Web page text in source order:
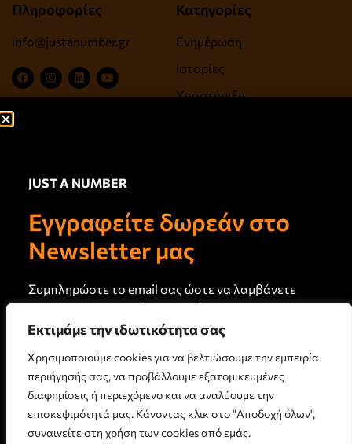
Εκτιμάμε την ιδωτικότητα σας
Χρησιμοποιούμε cookies για να βελτιώσουμε την εμπειρία
περιήγησής σας, να προβάλλουμε εξατομικευμένες
διαφημίσεις ή περιεχόμενο και να αναλύουμε την
επισκεψιμότητά μας. Κάνοντας κλικ στο "Αποδοχή όλων",
συναινείτε στη χρήση των cookies από εμάς.
Πληροφορίες
info@justanumber.gr
Κατηγορίες
Ενημέρωση
Ιστορίες
Υποστήριξη
Σύνδεσμοι
Σχετικά με εμάς
Τεύχη Jan
Just a Note
Επικοινωνία
Όροι Χρήσης
Πολιτική Απορρήτου
Πολιτική Cookies
Πρωτογενή άρθρα και
καινούργιο περιεχόμενο στο
email σας κάθε 15 ημέρες
JUST A NUMBER
Εγγραφείτε δωρεάν στο
Newsletter μας
Συμπληρώστε το email σας ώστε να λαμβάνετε
το newsletter μας κάθε 15 ημέρες
ΕΓΓΡΑΦΗ